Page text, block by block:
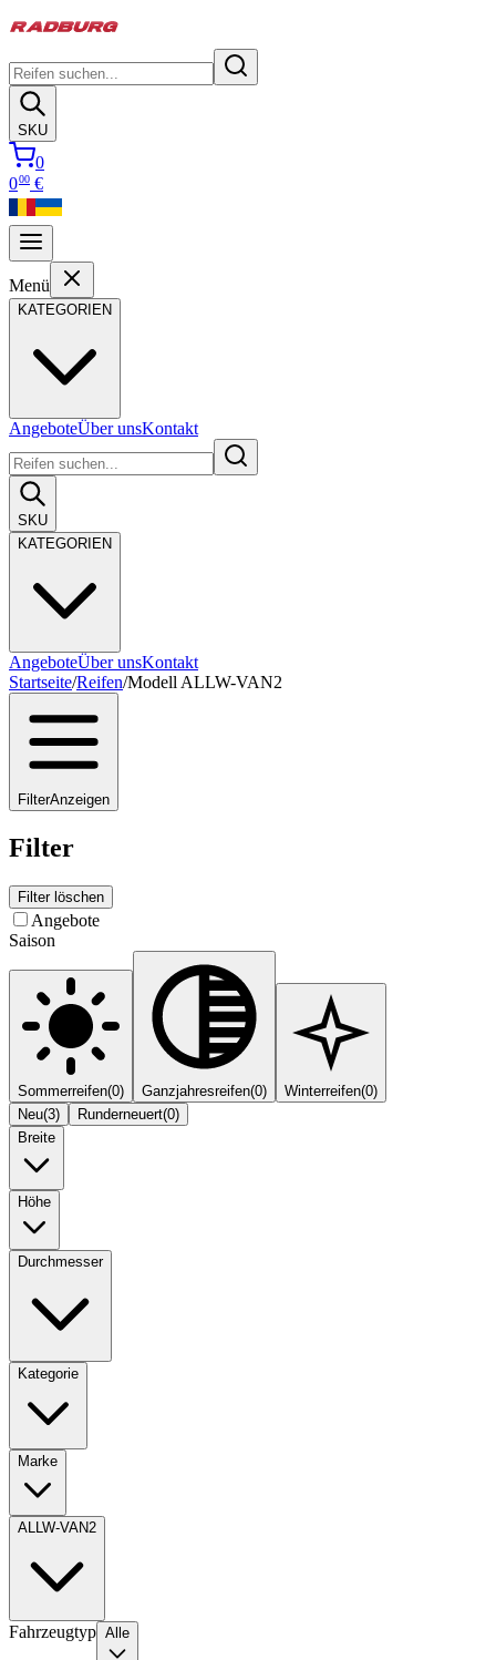
SKU
0
000 €
Menü
KATEGORIEN
AngeboteÜber unsKontakt
SKU
KATEGORIEN
AngeboteÜber unsKontakt
Startseite/Reifen/Modell ALLW-VAN2
FilterAnzeigen
Filter
Filter löschen
Angebote
Saison
Sommerreifen(0) Ganzjahresreifen(0) Winterreifen(0)
Neu(3) Runderneuert(0)
Breite
Höhe
Durchmesser
Kategorie
Marke
ALLW-VAN2
Fahrzeugtyp Alle